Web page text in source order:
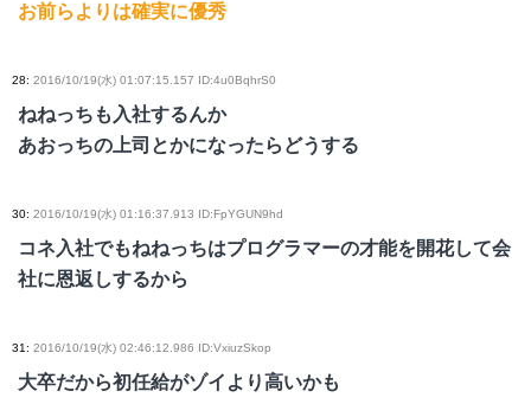
お前らよりは確実に優秀
28: 2016/10/19(水) 01:07:15.157 ID:4u0BqhrS0
ねねっちも入社するんか
あおっちの上司とかになったらどうする
30: 2016/10/19(水) 01:16:37.913 ID:FpYGUN9hd
コネ入社でもねねっちはプログラマーの才能を開花して会
社に恩返しするから
31: 2016/10/19(水) 02:46:12.986 ID:VxiuzSkop
大卒だから初任給がゾイより高いかも